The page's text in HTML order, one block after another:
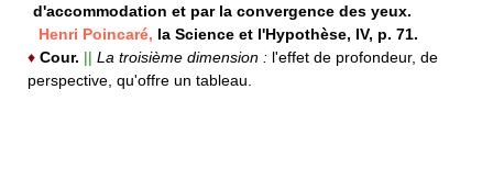
d'accommodation et par la convergence des yeux.
Henri Poincaré, la Science et l'Hypothèse, IV, p. 71.
♦ Cour. || La troisième dimension : l'effet de profondeur, de
perspective, qu'offre un tableau.